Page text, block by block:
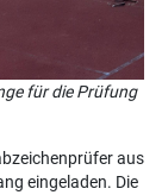
für die Prüfung
aus
eingeladen. Die